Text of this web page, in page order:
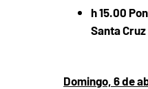
h 15.00
Santa Cruz
Domingo, 6 de